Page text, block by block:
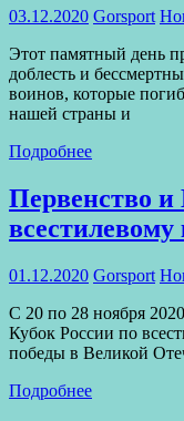
03.12.2020 Gorsport
Этот памятный день
доблесть и
воинов, которые
нашей страны и
Подробнее
Первенство и
всестилевому
01.12.2020 Gorsport
С 20 по 28 ноября
Кубок России по
победы в Великой
Подробнее